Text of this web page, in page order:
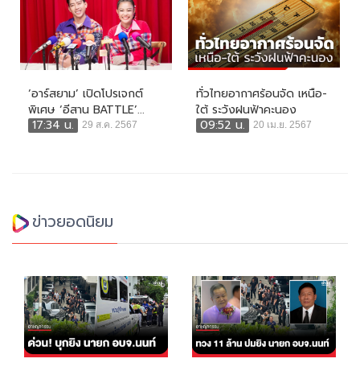
‘อาร์สยาม’ เปิดโปรเจกต์
พิเศษ ‘อีสาน BATTLE’...
17:34 น.
29 ส.ค. 2567
ทั่วไทยอากาศร้อนจัด เหนือ-
ใต้ ระวังฝนฟ้าคะนอง
09:52 น.
20 เม.ย. 2567
ข่าวยอดนิยม